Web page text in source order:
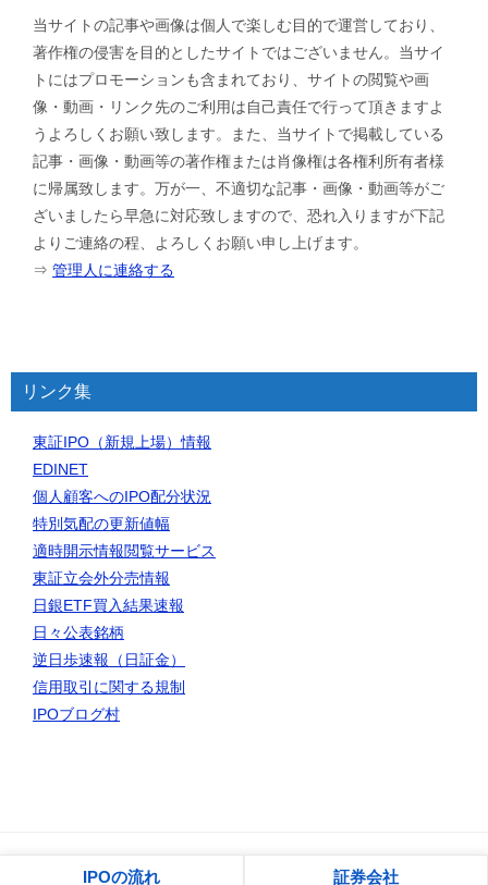
当サイトの記事や画像は個人で楽しむ目的で運営しており、
著作権の侵害を目的としたサイトではございません。当サイ
トにはプロモーションも含まれており、サイトの閲覧や画
像・動画・リンク先のご利用は自己責任で行って頂きますよ
うよろしくお願い致します。また、当サイトで掲載している
記事・画像・動画等の著作権または肖像権は各権利所有者様
に帰属致します。万が一、不適切な記事・画像・動画等がご
ざいましたら早急に対応致しますので、恐れ入りますが下記
よりご連絡の程、よろしくお願い申し上げます。
⇒ 管理人に連絡する
リンク集
東証IPO（新規上場）情報
EDINET
個人顧客へのIPO配分状況
特別気配の更新値幅
適時開示情報閲覧サービス
東証立会外分売情報
日銀ETF買入結果速報
日々公表銘柄
逆日歩速報（日証金）
信用取引に関する規制
IPOブログ村
IPOの流れ 証券会社